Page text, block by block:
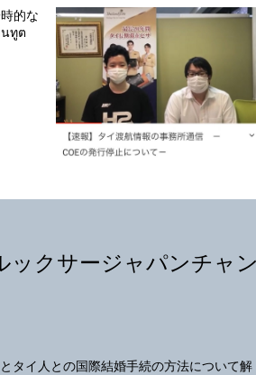
的な
นทูต
ックサージャパンチャ
タイ人との国際結婚手続の方法について解